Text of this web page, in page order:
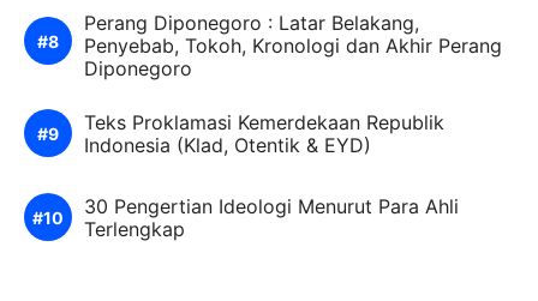
Perang Diponegoro : Latar Belakang,
Penyebab, Tokoh, Kronologi dan Akhir Perang
Diponegoro
Teks Proklamasi Kemerdekaan Republik
Indonesia (Klad, Otentik & EYD)
30 Pengertian Ideologi Menurut Para Ahli
Terlengkap